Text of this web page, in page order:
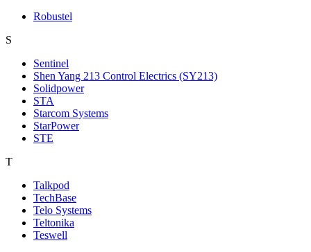
Robustel
S
Sentinel
Shen Yang 213 Control Electrics (SY213)
Solidpower
STA
Starcom Systems
StarPower
STE
T
Talkpod
TechBase
Telo Systems
Teltonika
Teswell